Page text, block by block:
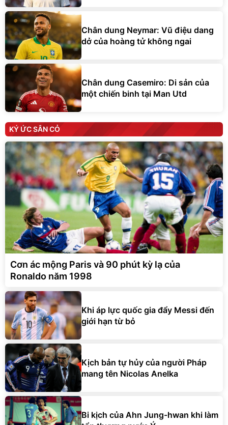
Chân dung Neymar: Vũ điệu dang
dở của hoàng tử không ngai
Chân dung Casemiro: Di sản của
một chiến binh tại Man Utd
KÝ ỨC SÂN CỎ
Cơn ác mộng Paris và 90 phút kỳ lạ của
Ronaldo năm 1998
Khi áp lực quốc gia đẩy Messi đến
giới hạn từ bỏ
Kịch bản tự hủy của người Pháp
mang tên Nicolas Anelka
Bi kịch của Ahn Jung-hwan khi làm